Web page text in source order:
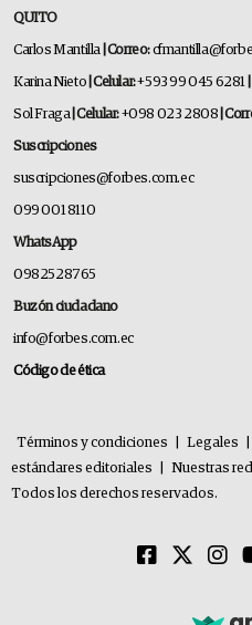
QUITO
Carlos Mantilla | Correo:
Karina Nieto | Celular:+593 99 045 6281
Sol Fraga| Celular:+098 023 2808 |
Suscripciones
suscripciones@forbes.com.ec
099 001 8110
WhatsApp
0982528765
Buzón ciudadano
info@forbes.com.ec
Código de ética
Términos y condiciones Legales
estándares editoriales
Nuestras
Todos los derechos reservados.